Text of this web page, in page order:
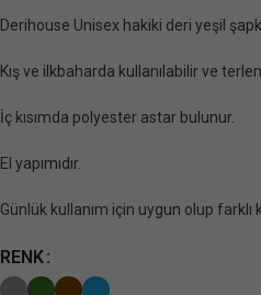
Derihouse Unisex hakiki deri yeşil
Kış ve ilkbaharda kullanılabilir ve
İç kısımda polyester astar bulunur.
El yapımıdır.
Günlük kullanım için uygun olup
RENK